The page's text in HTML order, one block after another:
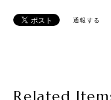
通報する